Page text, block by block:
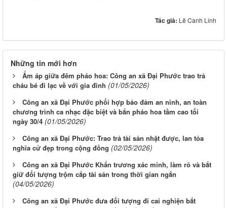
Tác giả: Lê Canh Linh
Những tin mới hơn
Ấm áp giữa đêm pháo hoa: Công an xã Đại Phước trao trả
cháu bé đi lạc về với gia đình (01/05/2026)
Công an xã Đại Phước phối hợp bảo đảm an ninh, an toàn
chương trình ca nhạc đặc biệt và bắn pháo hoa tầm cao tối
ngày 30/4 (01/05/2026)
Công an xã Đại Phước: Trao trả tài sản nhặt được, lan tỏa
nghĩa cử đẹp trong cộng đồng (02/05/2026)
Công an xã Đại Phước Khẩn trương xác minh, làm rõ và bắt
giữ đối tượng trộm cắp tài sản trong thời gian ngắn
(04/05/2026)
Công an xã Đại Phước đưa đối tượng đi cai nghiện bắt